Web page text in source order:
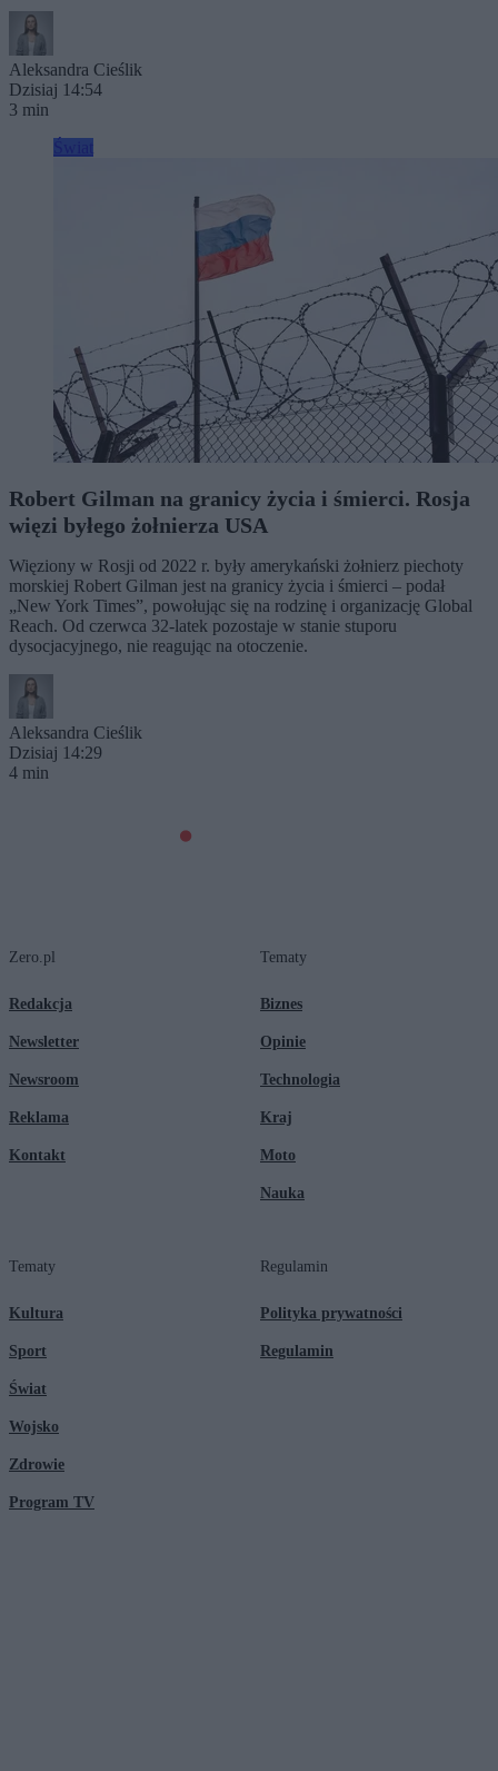
Aleksandra Cieślik
Dzisiaj 14:54
3 min
Robert Gilman na granicy życia i śmierci. Rosja
więzi byłego żołnierza USA
Więziony w Rosji od 2022 r. były amerykański żołnierz piechoty
morskiej Robert Gilman jest na granicy życia i śmierci – podał
„New York Times”, powołując się na rodzinę i organizację Global
Reach. Od czerwca 32-latek pozostaje w stanie stuporu
dysocjacyjnego, nie reagując na otoczenie.
Aleksandra Cieślik
Dzisiaj 14:29
4 min
Zero.pl
Redakcja
Newsletter
Newsroom
Reklama
Kontakt
Tematy
Biznes
Opinie
Technologia
Kraj
Moto
Nauka
Tematy
Kultura
Sport
Świat
Wojsko
Zdrowie
Program TV
Regulamin
Polityka prywatności
Regulamin